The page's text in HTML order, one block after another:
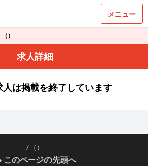
メニュー
）
求人詳細
人は掲載を終了しています
/ （）
このページの先頭へ